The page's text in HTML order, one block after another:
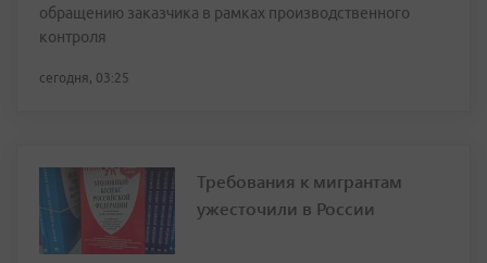
обращению заказчика в рамках производственного
контроля
сегодня, 03:25
Требования к мигрантам
ужесточили в России